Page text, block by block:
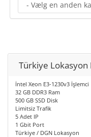
Türkiye Lokasyon
İntel Xeon E3-1230v3 İşlemci
32 GB DDR3 Ram
500 GB SSD Disk
Limitsiz Trafik
5 Adet IP
1 Gbit Port
Türkiye / DGN Lokasyon